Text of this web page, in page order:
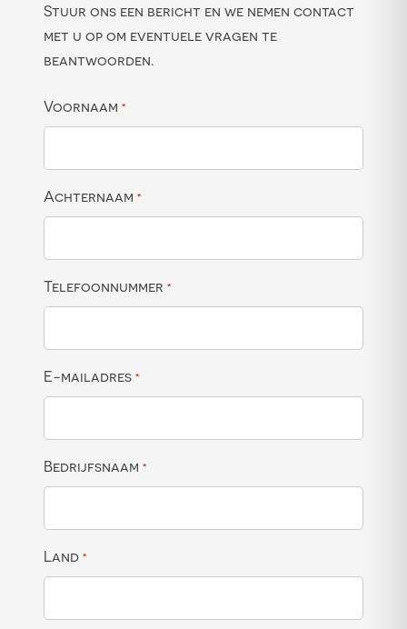
Stuur ons een bericht en we nemen contact
met u op om eventuele vragen te
beantwoorden.
Voornaam *
Achternaam *
Telefoonnummer *
E-mailadres *
Bedrijfsnaam *
Land *